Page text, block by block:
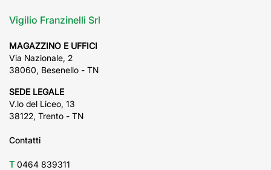
Vigilio Franzinelli Srl
MAGAZZINO E UFFICI
Via Nazionale, 2
38060, Besenello - TN
SEDE LEGALE
V.lo del Liceo, 13
38122, Trento - TN
Contatti
T 0464 839311